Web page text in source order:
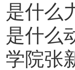
是什么
是什么
学院张